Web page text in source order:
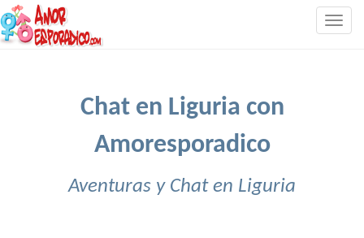
Chat en Liguria con
Amoresporadico
Aventuras y Chat en Liguria